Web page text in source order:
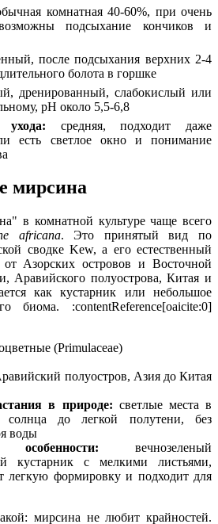
комнатная 40-60%, при очень
подсыхание кончиков и
после подсыхания верхних 2-4
болота в горшке
дренированный, слабокислый или
pH около 5,5-6,8
ухода: средняя, подходит даже
есть светлое окно и понимание
мирсина
в комнатной культуре чаще всего
africana. Это принятый вид по
сводке Kew, а его естественный
Азорских островов и Восточной
полуострова, Китая и
как кустарник или небольшое
биома. :contentReference[oaicite:0]
(Primulaceae)
полуостров, Азия до Китая
в природе: светлые места в
солнца до легкой полутени, без
воды
особенности: вечнозеленый
кустарник с мелкими листьями,
легкую формировку и подходит для
мирсина не любит крайностей.